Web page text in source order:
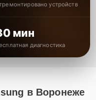
устройств
мин
диагностика
в Воронеже